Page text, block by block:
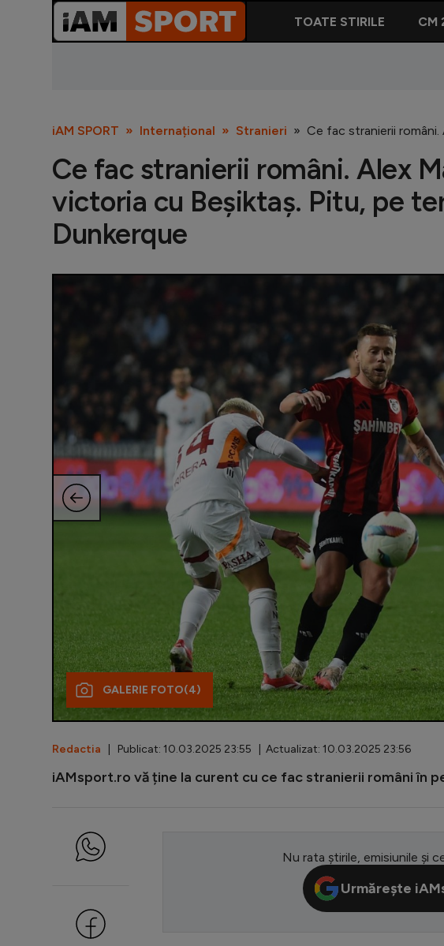
TOATE STIRILE CM
iAM SPORT Internațional Stranieri Ce fac stranierii
Ce fac stranierii români. Alex
victoria cu Beșiktaș. Pitu, pe
Dunkerque
GALERIE FOTO(4)
Redactia | Publicat: 10.03.2025 23:55 | Actualizat: 10.03.2025 23:56
iAMsport.ro vă ține la curent cu ce fac stranierii români în
Nu rata știrile, emisiunile și
Urmărește